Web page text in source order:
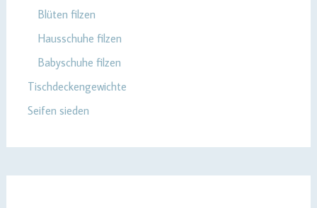
Blüten filzen
Hausschuhe filzen
Babyschuhe filzen
Tischdeckengewichte
Seifen sieden